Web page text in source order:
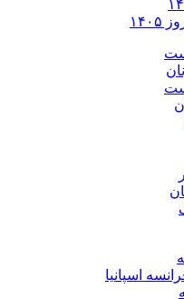
اسپانیا